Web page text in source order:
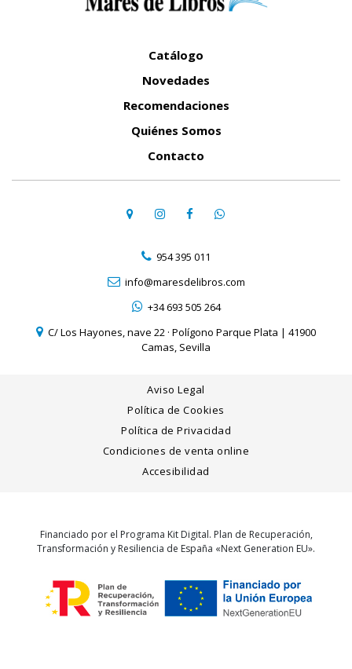
Catálogo
Novedades
Recomendaciones
Quiénes Somos
Contacto
954 395 011
info@maresdelibros.com
+34 693 505 264
C/ Los Hayones, nave 22 · Polígono Parque Plata | 41900
Camas, Sevilla
Aviso Legal
Política de Cookies
Política de Privacidad
Condiciones de venta online
Accesibilidad
Financiado por el Programa Kit Digital. Plan de Recuperación,
Transformación y Resiliencia de España «Next Generation EU».